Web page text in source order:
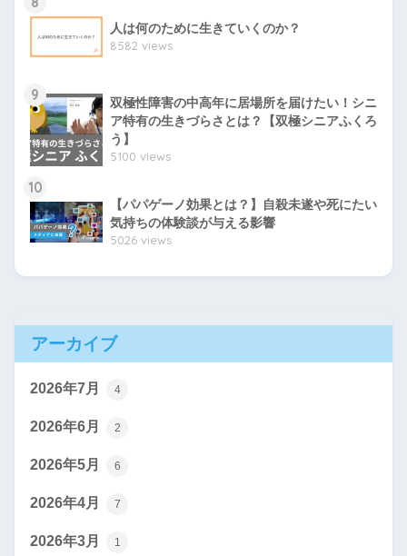
人は何のために生きていくのか？
8582 views
9
双極性障害の中高年に居場所を届けたい！シニ
ア特有の生きづらさとは？【双極シニアふくろ
う】
5100 views
10
【パパゲーノ効果とは？】自殺未遂や死にたい
気持ちの体験談が与える影響
5026 views
アーカイブ
2026年7月 4
2026年6月 2
2026年5月 6
2026年4月 7
2026年3月 1